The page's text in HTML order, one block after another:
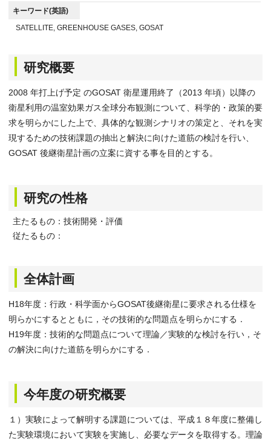
キーワード(英語)
SATELLITE, GREENHOUSE GASES, GOSAT
研究概要
2008 年打上げ予定 のGOSAT 衛星運用終了（2013 年頃）以降の
衛星利用の温室効果ガス全球分布観測について、科学的・政策的要
求を明らかにした上で、具体的な観測シナリオの策定と、それを実
現するための技術課題の抽出と解決に向けた道筋の検討を行い、
GOSAT 後継衛星計画の立案に資する事を目的とする。
研究の性格
主たるもの：技術開発・評価
従たるもの：
全体計画
H18年度：行政・科学面からGOSAT後継衛星に要求される仕様を
明らかにするとともに，その技術的な問題点を明らかにする．
H19年度：技術的な問題点について理論／実験的な検討を行い，そ
の解決に向けた道筋を明らかにする．
今年度の研究概要
１）実験によって解明する課題については、平成１８年度に整備し
た実験環境において実験を実施し、必要なデータを取得する。理論